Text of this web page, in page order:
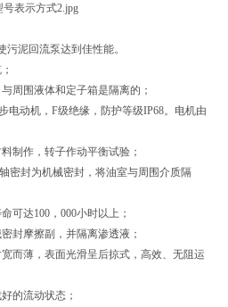
泥回流泵达到佳性能。
周围液体和定子箱是隔离的；
电动机，F级绝缘，防护等级IP68。电机由
制作，转子作动平衡试验；
密封为机械密封，将油室与周围介质隔
可达100，000小时以上；
封摩擦副，并隔离渗透液；
而薄，表面光滑呈后掠式，高效、无阻运
的流动状态；